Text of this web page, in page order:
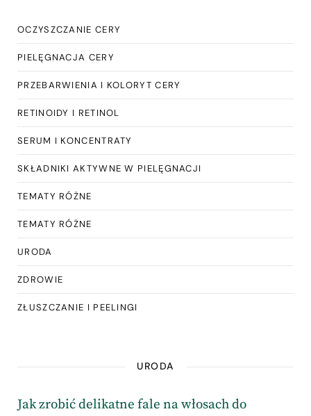
OCZYSZCZANIE CERY
PIELĘGNACJA CERY
PRZEBARWIENIA I KOLORYT CERY
RETINOIDY I RETINOL
SERUM I KONCENTRATY
SKŁADNIKI AKTYWNE W PIELĘGNACJI
TEMATY RÓŻNE
TEMATY RÓŻNE
URODA
ZDROWIE
ZŁUSZCZANIE I PEELINGI
URODA
Jak zrobić delikatne fale na włosach do